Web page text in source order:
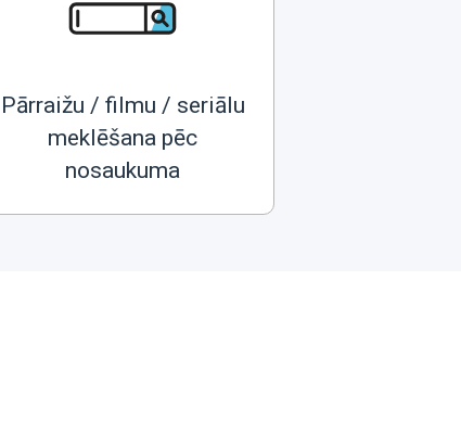
Pārraižu / filmu / seriālu
meklēšana pēc
nosaukuma